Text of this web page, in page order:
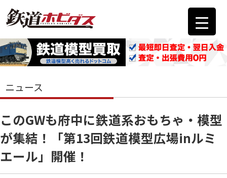
ニュース
このGWも府中に鉄道系おもちゃ・模型
が集結！「第13回鉄道模型広場inルミ
エール」開催！